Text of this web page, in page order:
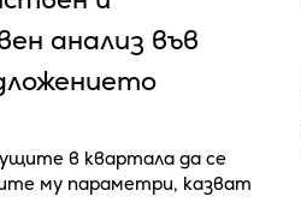
анализ във
в квартала да се
му параметри, казват